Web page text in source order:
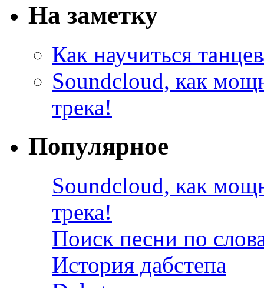
На заметку
Как научиться
Soundcloud, как
трека!
Популярное
Soundcloud, как
трека!
Поиск песни по
История дабстепа